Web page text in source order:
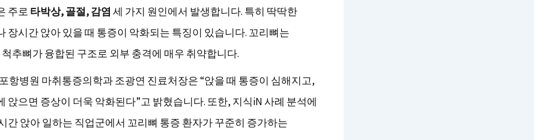
주로 타박상, 골절, 감염 세 가지 원인에서 발생합니다. 특히 딱딱한
장시간 앉아 있을 때 통증이 악화되는 특징이 있습니다. 꼬리뼈는
척추뼈가 융합된 구조로 외부 충격에 매우 취약합니다.
항병원 마취통증의학과 조광연 진료처장은 “앉을 때 통증이 심해지고,
앉으면 증상이 더욱 악화된다”고 밝혔습니다. 또한, 지식iN 사례 분석에
간 앉아 일하는 직업군에서 꼬리뼈 통증 환자가 꾸준히 증가하는